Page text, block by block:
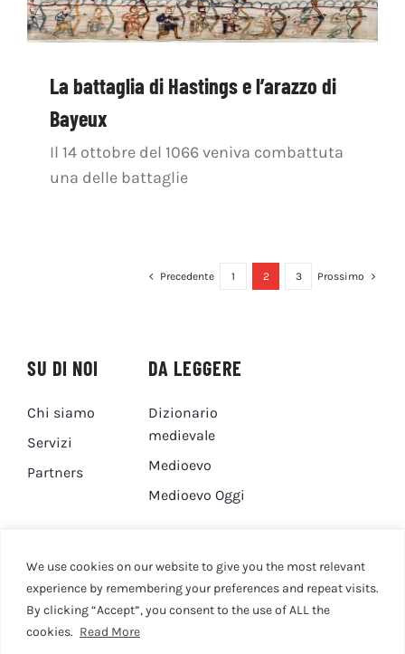
We use cookies on our website to give you the most relevant
experience by remembering your preferences and repeat visits.
By clicking “Accept”, you consent to the use of ALL the
cookies. Read More
La battaglia di Hastings e l’arazzo di
Bayeux
Il 14 ottobre del 1066 veniva combattuta
una delle battaglie
Precedente 1 2 3 Prossimo
SU DI NOI
Chi siamo
Servizi
Partners
DA LEGGERE
Dizionario
medievale
Medioevo
Medioevo Oggi
DA GUARDARE
Canale YouTube
CONTATTI
Contatti